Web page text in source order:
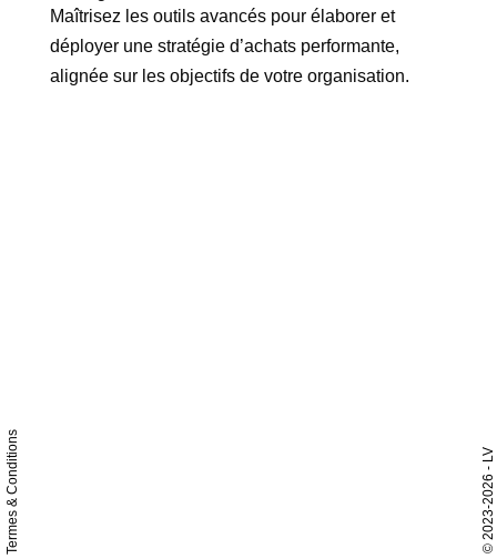
Maîtrisez les outils avancés pour élaborer et
déployer une stratégie d’achats performante,
alignée sur les objectifs de votre organisation.
Termes & Conditions ©
2023-2026
- LV